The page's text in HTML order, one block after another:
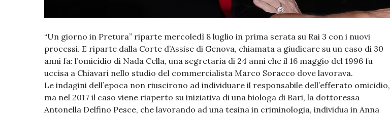
“Un giorno in Pretura” riparte mercoledì 8 luglio in prima serata su Rai 3 con i nuovi
processi. E riparte dalla Corte d’Assise di Genova, chiamata a giudicare su un caso di 30
anni fa: l’omicidio di Nada Cella, una segretaria di 24 anni che il 16 maggio del 1996 fu
uccisa a Chiavari nello studio del commercialista Marco Soracco dove lavorava.
Le indagini dell’epoca non riuscirono ad individuare il responsabile dell’efferato omicidio,
ma nel 2017 il caso viene riaperto su iniziativa di una biologa di Bari, la dottoressa
Antonella Delfino Pesce, che lavorando ad una tesina in criminologia, individua in Anna